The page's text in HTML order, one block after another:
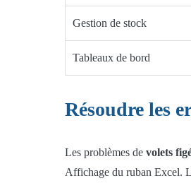
Gestion de stock
Tableaux de bord
Résoudre les
Les problèmes de volets
Affichage du ruban Excel.